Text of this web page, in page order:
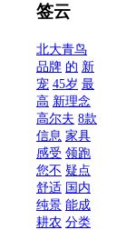
签云
北大青鸟
品牌 的 新
宠 45岁 最
高 新理念
高尔夫 8款
信息 家具
感受 领跑
您不 疑点
舒适 国内
纯景 能成
耕农 分类